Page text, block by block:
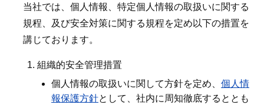
当社では、個人情報、特定個人情報の取扱いに関する
規程、及び安全対策に関する規程を定め以下の措置を
講じております。
組織的安全管理措置
個人情報の取扱いに関して方針を定め、 個人情
報保護方針として、社内に周知徹底するととも